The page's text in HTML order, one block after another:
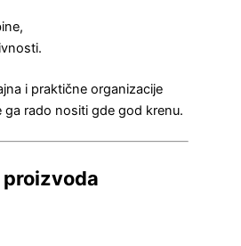
i praktične organizacije
ga rado nositi gde god krenu.